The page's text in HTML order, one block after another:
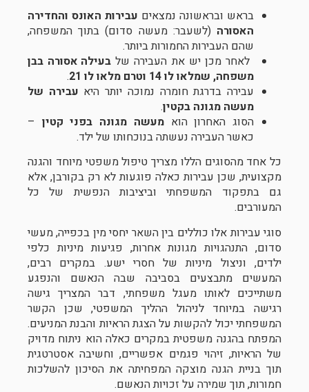
בראש ובראשונה נמצאים עבירות האונס והחדירה
האסורה (לשעבר: מעשה סדום) בתוך המשפחה,
שהם העבירות החמורות ביותר.
לאחר מכן יש את העבירה של בעילה אסורה בבן
משפחה, שמלאו לו 14 וטרם מלאו לו 21
.
עבירה בדרגת חומרה נמוכה יותר היא עבירה של
מעשה מגונה בקטין.
הסוג האחרון הואמעשה מגונה בפני קטין –
כאשר העבירה נעשתה בנוכחותו של ילד.
כל אחד מהסוגים הללו מצריך טיפול משפטי מיוחד והגנה
מקצועית, שכן עבירות כאלה פוגעות לא רק בקורבן, אלא
גם בתפקוד המשפחתי וביציבות הנפשית של כל
המעורבים.
סוגי עבירות אלו כוללים בין השאר יחסי מין בכפייה, מעשי
סדום, התנהגויות מגונות אחרות, פגיעות מיניות כלפי
ילדים, וניצול מיניות של חסרי ישע. במקרים רבים,
המעשים מתבצעים בסביבה שבה הנאשם והנפגע
משתייכים לאותו מעגל משפחתי, דבר המצריך גישה
רגישה במיוחד לניהול ההליך המשפטי, שכן הקשר
המשפחתי יכול להקשות על הצגת הראיות והבנת המניעים.
המפתח בהגנה משפטית במקרים כאלה הוא ניתוח מדויק
של הראיות, זיהוי פגמים אפשריים, וחשיבה אסטרטגית
תוך בניית הגנה מוצקה המפחיתה את הסיכון להשלכות
חמורות, תוך שמירה על זכויות הנאשם.